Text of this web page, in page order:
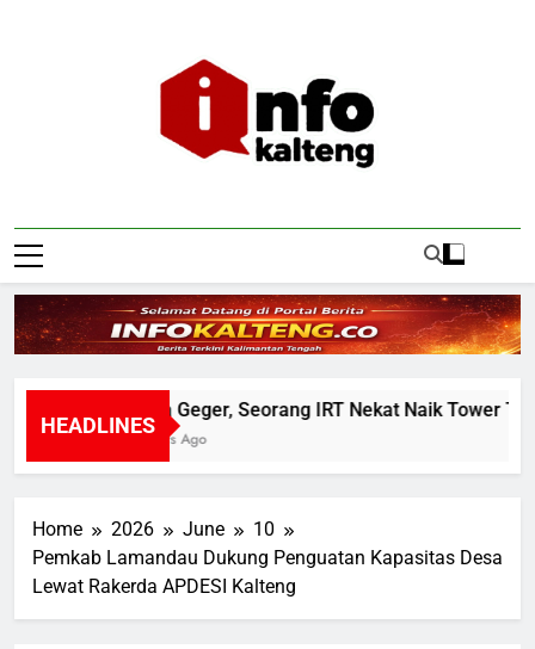
Infokalteng
HEADLINES
Warga Geger, Seorang IRT Nekat Naik Tower TVRI
10 Hours Ago
Home 2026 June
10
Pemkab Lamandau Dukung Penguatan Kapasitas Desa
Lewat Rakerda APDESI Kalteng